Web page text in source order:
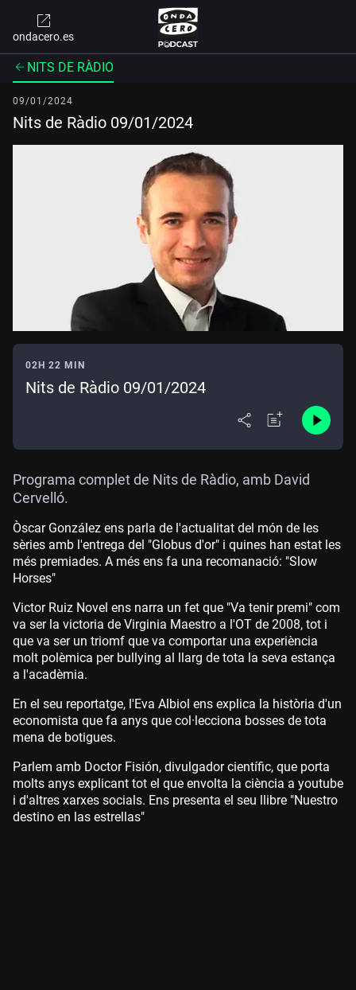
ondacero.es
NITS DE RÀDIO
09/01/2024
Nits de Ràdio 09/01/2024
02H 22 MIN
Nits de Ràdio 09/01/2024
Programa complet de Nits de Ràdio, amb David
Cervelló.
Òscar González ens parla de l'actualitat del món de les
sèries amb l'entrega del "Globus d'or" i quines han estat les
més premiades. A més ens fa una recomanació: "Slow
Horses"
Victor Ruiz Novel ens narra un fet que "Va tenir premi" com
va ser la victoria de Virginia Maestro a l'OT de 2008, tot i
que va ser un triomf que va comportar una experiència
molt polèmica per bullying al llarg de tota la seva estança
a l'acadèmia.
En el seu reportatge, l'Eva Albiol ens explica la història d'un
economista que fa anys que col·lecciona bosses de tota
mena de botigues.
Parlem amb Doctor Fisión, divulgador científic, que porta
molts anys explicant tot el que envolta la ciència a youtube
i d'altres xarxes socials. Ens presenta el seu llibre "Nuestro
destino en las estrellas"